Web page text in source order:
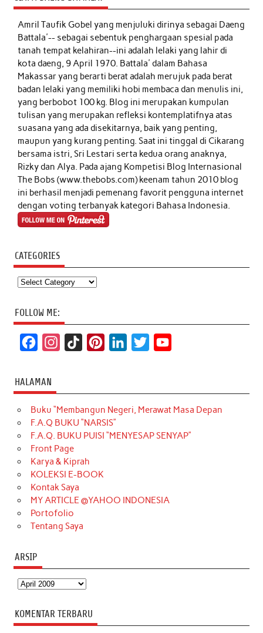
Amril Taufik Gobelyang menjuluki dirinya sebagai Daeng
Battala'-- sebagai sebentuk penghargaan spesial pada
tanah tempat kelahiran--ini adalah lelaki yang lahir di
kota daeng, 9 April 1970. Battala' dalam Bahasa
Makassar yang berarti berat adalah merujuk pada berat
badan lelaki yang memiliki hobi membaca dan menulis ini,
yang berbobot 100 kg. Blog ini merupakan kumpulan
tulisan yang merupakan refleksi kontemplatifnya atas
suasana yang ada disekitarnya, baik yang penting,
maupun yang kurang penting. Saat ini tinggal di Cikarang
bersama istri, Sri Lestari serta kedua orang anaknya,
Rizky dan Alya. Pada ajang Kompetisi Blog Internasional
The Bobs (www.thebobs.com) keenam tahun 2010 blog
ini berhasil menjadi pemenang favorit pengguna internet
dengan voting terbanyak kategori Bahasa Indonesia.
CATEGORIES
Categories
FOLLOW ME:
c
e
b
o
o
k
t
a
g
r
a
m
T
o
k
t
e
r
k
e
d
t
t
e
T
u
b
HALAMAN
Buku “Membangun Negeri, Merawat Masa Depan
F.A.Q BUKU “NARSIS”
F.A.Q. BUKU PUISI “MENYESAP SENYAP”
Front Page
Karya & Kiprah
KOLEKSI E-BOOK
Kontak Saya
MY ARTICLE @YAHOO INDONESIA
Portofolio
Tentang Saya
ARSIP
Arsip
KOMENTAR TERBARU